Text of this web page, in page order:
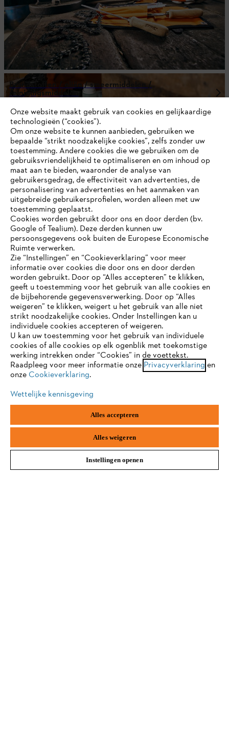
Brandstoffen / oliën / smeermiddelen /
reinigingsmiddelen
Veiligheidskleding / beschermende kleding
Blijf op de hoogte dankzij de STIHL
nieuwsbrief
E-mailadres
Inschrijven
#STIHL
JE BROWSER WORDT NIET
ONDERSTEUND
Je gebruikt een browser die we nog niet ondersteunen. Om
onze website optimaal te kunnen gebruiken, raden we aan dat
je overschakelt op één van de volgende browsers:
firefox
safari edge
Onze website maakt gebruik van cookies en gelijkaardige
technologieën (“cookies”).
Om onze website te kunnen aanbieden, gebruiken we
bepaalde “strikt noodzakelijke cookies”, zelfs zonder uw
toestemming. Andere cookies die we gebruiken om de
gebruiksvriendelijkheid te optimaliseren en om inhoud op
maat aan te bieden, waaronder de analyse van
gebruikersgedrag, de effectiviteit van advertenties, de
personalisering van advertenties en het aanmaken van
uitgebreide gebruikersprofielen, worden alleen met uw
toestemming geplaatst.
Cookies worden gebruikt door ons en door derden (bv.
Google of Tealium). Deze derden kunnen uw
persoonsgegevens ook buiten de Europese Economische
Ruimte verwerken.
Zie “Instellingen” en “Cookieverklaring” voor meer
informatie over cookies die door ons en door derden
worden gebruikt. Door op “Alles accepteren” te klikken,
geeft u toestemming voor het gebruik van alle cookies en
de bijbehorende gegevensverwerking. Door op “Alles
weigeren” te klikken, weigert u het gebruik van alle niet
strikt noodzakelijke cookies. Onder Instellingen kan u
individuele cookies accepteren of weigeren.
U kan uw toestemming voor het gebruik van individuele
cookies of alle cookies op elk ogenblik met toekomstige
werking intrekken onder “Cookies” in de voettekst.
Raadpleeg voor meer informatie onze Privacyverklaring en
onze Cookieverklaring.
Wettelijke kennisgeving
Alles accepteren
Alles weigeren
Instellingen openen